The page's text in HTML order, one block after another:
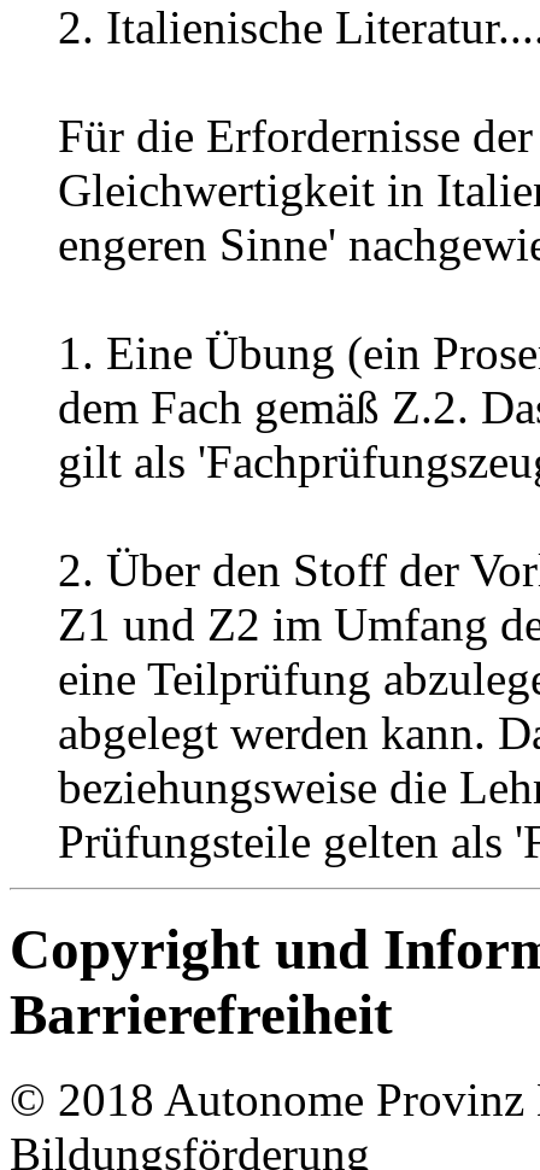
2. Italienische
Für die Erfordernisse
Gleichwertigkeit in
engeren Sinne'
1. Eine Übung (ein
dem Fach gemäß Z.2.
gilt als
2. Über den Stoff der
Z1 und Z2 im Umfang
eine Teilprüfung
abgelegt werden kann.
beziehungsweise die
Prüfungsteile gelten als
Copyright und
Barrierefreiheit
© 2018 Autonome Provinz
Bildungsförderung